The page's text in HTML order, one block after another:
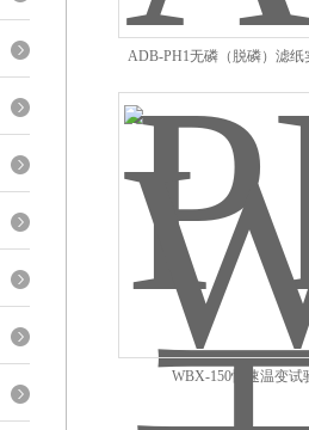
ADB-PH1无磷（脱磷）滤纸
WBX-150快速温变试